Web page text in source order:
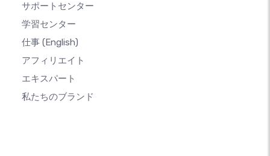
サポートセンター
学習センター
仕事 (English)
アフィリエイト
エキスパート
私たちのブランド